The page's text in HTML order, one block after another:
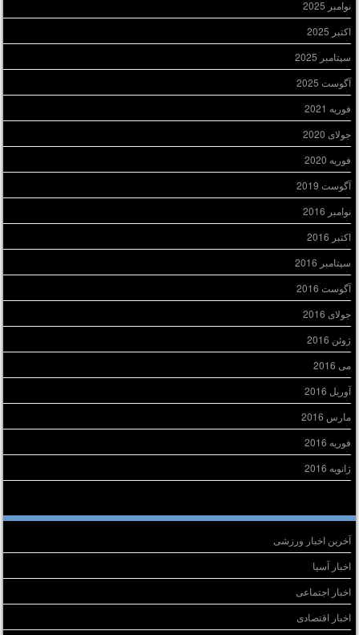
نوامبر 2025
اکتبر 2025
سپتامبر 2025
آگوست 2025
فوریه 2021
جولای 2020
فوریه 2020
آگوست 2019
نوامبر 2016
اکتبر 2016
سپتامبر 2016
آگوست 2016
جولای 2016
ژوئن 2016
می 2016
آوریل 2016
مارس 2016
فوریه 2016
ژانویه 2016
آخرین اخبار ورزشی
اخبار آسیا
اخبار اجتماعی
اخبار اقتصادی